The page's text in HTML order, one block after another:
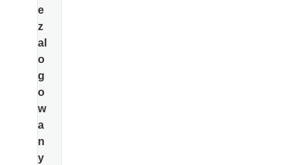
e
z
al
o
g
o
w
a
n
y